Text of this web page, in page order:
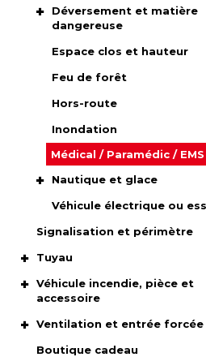
Déversement et matière
dangereuse
Espace clos et hauteur
Feu de forêt
Hors-route
Inondation
Médical / Paramédic / EMS
Nautique et glace
Véhicule électrique ou
Signalisation et périmètre
Tuyau
Véhicule incendie, pièce et
accessoire
Ventilation et entrée forcée
Boutique cadeau